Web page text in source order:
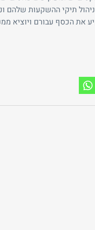
תיקי ההשקעות
הכסף עבורם ויוציא